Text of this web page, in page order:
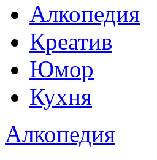
Алкопедия
Креатив
Юмор
Кухня
Алкопедия